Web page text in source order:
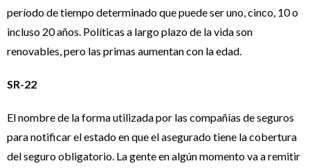
período de tiempo determinado que puede ser uno, cinco, 10 o
incluso 20 años. Políticas a largo plazo de la vida son
renovables, pero las primas aumentan con la edad.
SR-22
El nombre de la forma utilizada por las compañías de seguros
para notificar el estado en que el asegurado tiene la cobertura
del seguro obligatorio. La gente en algún momento va a remitir